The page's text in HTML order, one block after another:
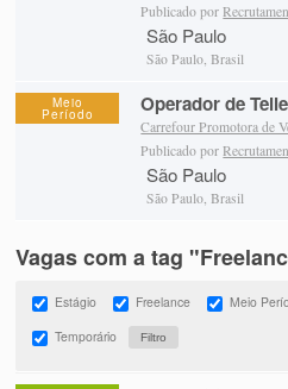
Publicado por
São Paulo
São Paulo, Brasil
Meio
Período Operador de
Carrefour Promotora de
Publicado por
São Paulo
São Paulo, Brasil
Vagas com a tag
Estágio Freelance Meio
Temporário